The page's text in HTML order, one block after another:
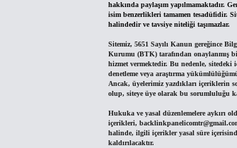
hakkında paylaşım yapılmamaktadır.
isim benzerlikleri tamamen tesadüfidir.
halindedir ve tavsiye niteliği taşımazlar.
Sitemiz, 5651 Sayılı Kanun gereğince
Kurumu (BTK) tarafından onaylanmış
hizmet vermektedir. Bu nedenle,
denetleme veya araştırma
Ancak, üyelerimiz yazdıkları içeriklerin
olup, siteye üye olarak bu sorumluluğu
Hukuka ve yasal düzenlemelere aykırı
içerikleri,
halinde, ilgili içerikler yasal süre
kaldırılacaktır.